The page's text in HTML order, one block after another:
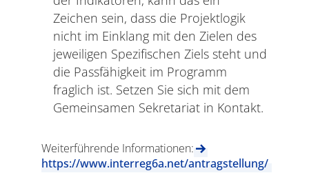
Zeichen sein, dass die Projektlogik
nicht im Einklang mit den Zielen des
jeweiligen Spezifischen Ziels steht und
die Passfähigkeit im Programm
fraglich ist. Setzen Sie sich mit dem
Gemeinsamen Sekretariat in Kontakt.
Weiterführende Informationen:
https://www.interreg6a.net/antragstellung/